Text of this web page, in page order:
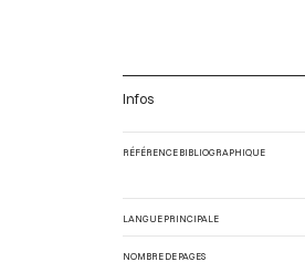
Infos
RÉFÉRENCE BIBLIOGRAPHIQUE
LANGUE PRINCIPALE
NOMBRE DE PAGES